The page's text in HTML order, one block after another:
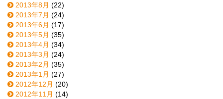
2013年8月 (22)
2013年7月 (24)
2013年6月 (17)
2013年5月 (35)
2013年4月 (34)
2013年3月 (24)
2013年2月 (35)
2013年1月 (27)
2012年12月 (20)
2012年11月 (14)